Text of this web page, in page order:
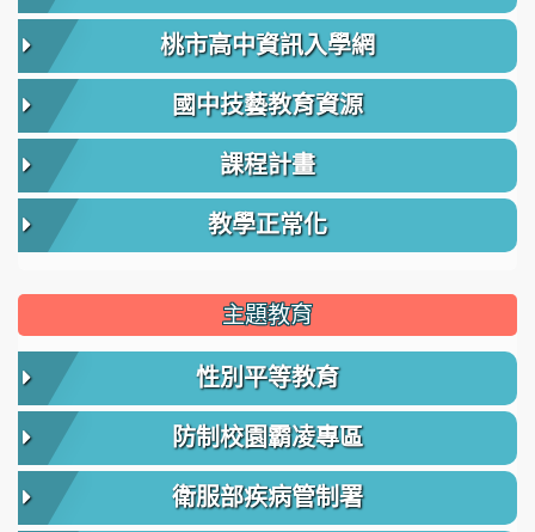
桃市高中資訊入學網
國中技藝教育資源
課程計畫
教學正常化
主題教育
性別平等教育
防制校園霸凌專區
衛服部疾病管制署